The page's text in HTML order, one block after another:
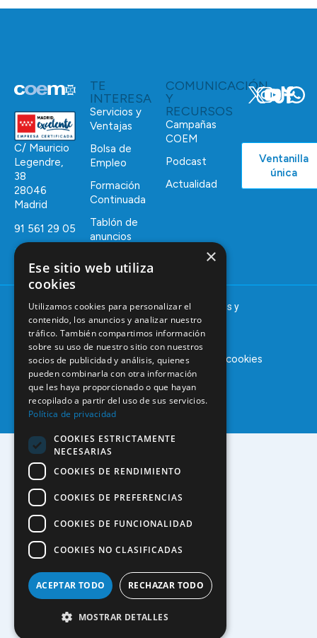
C/ Mauricio
Legendre,
38
28046
Madrid
91 561 29 05
informacion@coem.org.es
TE
INTERESA
Servicios y
Ventajas
Bolsa de
Empleo
Formación
Continuada
Tablón de
anuncios
COMUNICACIÓN
Y
RECURSOS
Campañas
COEM
Podcast
Actualidad
Ventanilla
única
© 2025 – COEM – Colegio Oficial de Odontólogos y
Estomatólogos de la I región
Aviso legal Política de privacidadPolítica de cookies
×
Ese sitio web utiliza
cookies
Utilizamos cookies para personalizar el
contenido, los anuncios y analizar nuestro
tráfico. También compartimos información
sobre su uso de nuestro sitio con nuestros
socios de publicidad y análisis, quienes
pueden combinarla con otra información
que les haya proporcionado o que hayan
recopilado a partir del uso de sus servicios.
Política de privacidad
COOKIES ESTRICTAMENTE
NECESARIAS
COOKIES DE RENDIMIENTO
COOKIES DE PREFERENCIAS
COOKIES DE FUNCIONALIDAD
COOKIES NO CLASIFICADAS
ACEPTAR TODO RECHAZAR TODO
MOSTRAR DETALLES